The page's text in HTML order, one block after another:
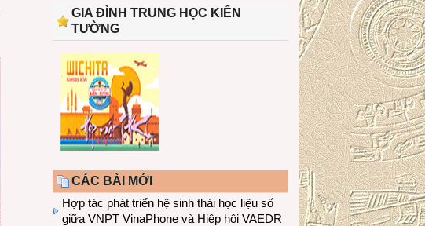
GIA ĐÌNH TRUNG HỌC KIẾN
TƯỜNG
CÁC BÀI MỚI
Hợp tác phát triển hệ sinh thái học liệu số
giữa VNPT VinaPhone và Hiệp hội VAEDR